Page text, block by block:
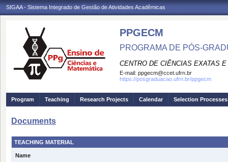
SIGAA - Sistema Integrado de Gestão de Atividades Acadêmicas
PPGECM
PROGRAMA DE PÓS-
CENTRO DE CIÊNCIAS EXATAS
E-mail: ppgecm@ccet.ufrn.br
https://posgraduacao.ufrn.br/ppgecm
Program Teaching Research Projects Calendar Selection Processes
Documents
TEACHING MATERIAL
Name